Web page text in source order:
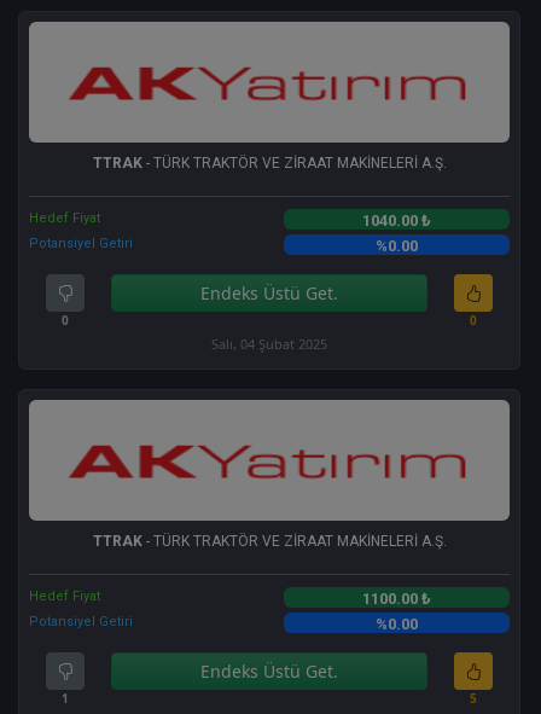
TTRAK- TÜRK TRAKTÖR VE ZİRAAT MAKİNELERİ A.Ş.
Hedef Fiyat 1040.00 ₺
Potansiyel Getiri %0.00
0
Endeks Üstü Get.
0
Salı, 04 Şubat 2025
TTRAK- TÜRK TRAKTÖR VE ZİRAAT MAKİNELERİ A.Ş.
Hedef Fiyat 1100.00 ₺
Potansiyel Getiri %0.00
1
Endeks Üstü Get.
5